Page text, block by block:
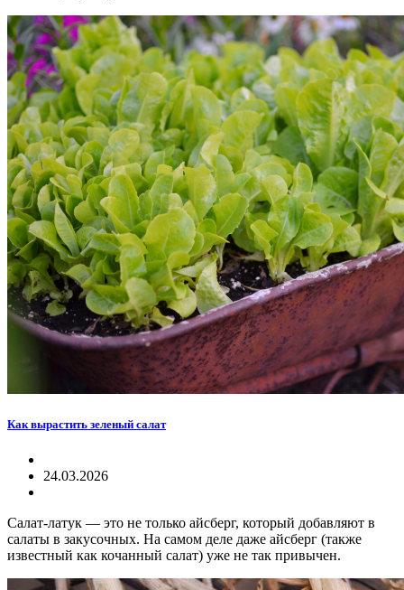
Как вырастить зеленый салат
24.03.2026
Салат-латук — это не только айсберг, который добавляют в
салаты в закусочных. На самом деле даже айсберг (также
известный как кочанный салат) уже не так привычен.